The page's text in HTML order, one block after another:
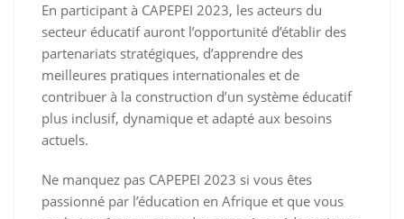
En participant à CAPEPEI 2023, les acteurs du
secteur éducatif auront l’opportunité d’établir des
partenariats stratégiques, d’apprendre des
meilleures pratiques internationales et de
contribuer à la construction d’un système éducatif
plus inclusif, dynamique et adapté aux besoins
actuels.
Ne manquez pas CAPEPEI 2023 si vous êtes
passionné par l’éducation en Afrique et que vous